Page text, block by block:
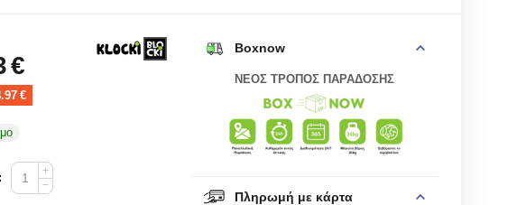
€
€
+
−
Boxnow
ΝΕΟΣ ΤΡΟΠΟΣ ΠΑΡΑΔΟΣΗΣ
Πληρωμή με κάρτα